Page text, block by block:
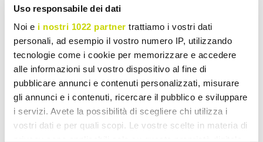
Uso responsabile dei dati
Noi e i nostri 1022 partner trattiamo i vostri dati
personali, ad esempio il vostro numero IP, utilizzando
tecnologie come i cookie per memorizzare e accedere
alle informazioni sul vostro dispositivo al fine di
pubblicare annunci e contenuti personalizzati, misurare
gli annunci e i contenuti, ricercare il pubblico e sviluppare
i servizi. Avete la possibilità di scegliere chi utilizza i
vostri dati e per quali scopi. Le vostre scelte in materia di
Moderne Loftbelysning